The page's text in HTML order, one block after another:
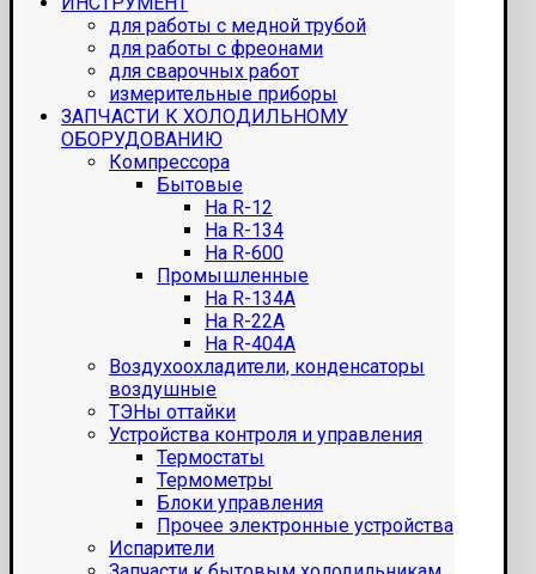
для работы с медной трубой
для работы с фреонами
для сварочных работ
измерительные приборы
ЗАПЧАСТИ К ХОЛОДИЛЬНОМУ
ОБОРУДОВАНИЮ
Компрессора
Бытовые
На R-12
На R-134
На R-600
Промышленные
На R-134A
На R-22A
На R-404A
Воздухоохладители, конденсаторы
воздушные
ТЭНы оттайки
Устройства контроля и управления
Термостаты
Термометры
Блоки управления
Прочее электронные устройства
Испарители